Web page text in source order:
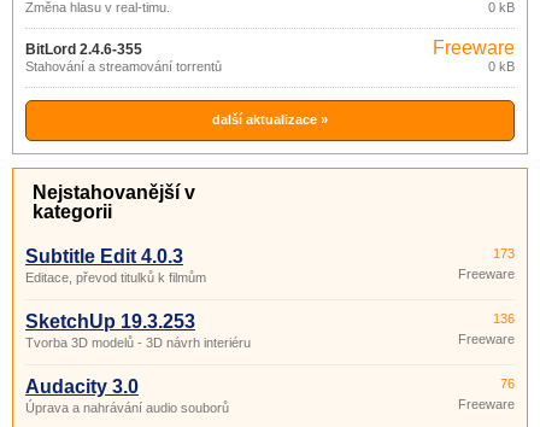
Změna hlasu v real-timu. 0 kB
BitLord 2.4.6-355
Stahování a streamování torrentů
Freeware
0 kB
další aktualizace »
Nejstahovanější v
kategorii
Subtitle Edit 4.0.3
Editace, převod titulků k filmům
173
Freeware
SketchUp 19.3.253
Tvorba 3D modelů - 3D návrh interiéru
136
Freeware
Audacity 3.0
Úprava a nahrávání audio souborů
76
Freeware